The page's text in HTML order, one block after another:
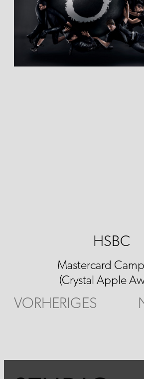
VORHERIGES
HSBC
Mastercard
(Crystal Apple